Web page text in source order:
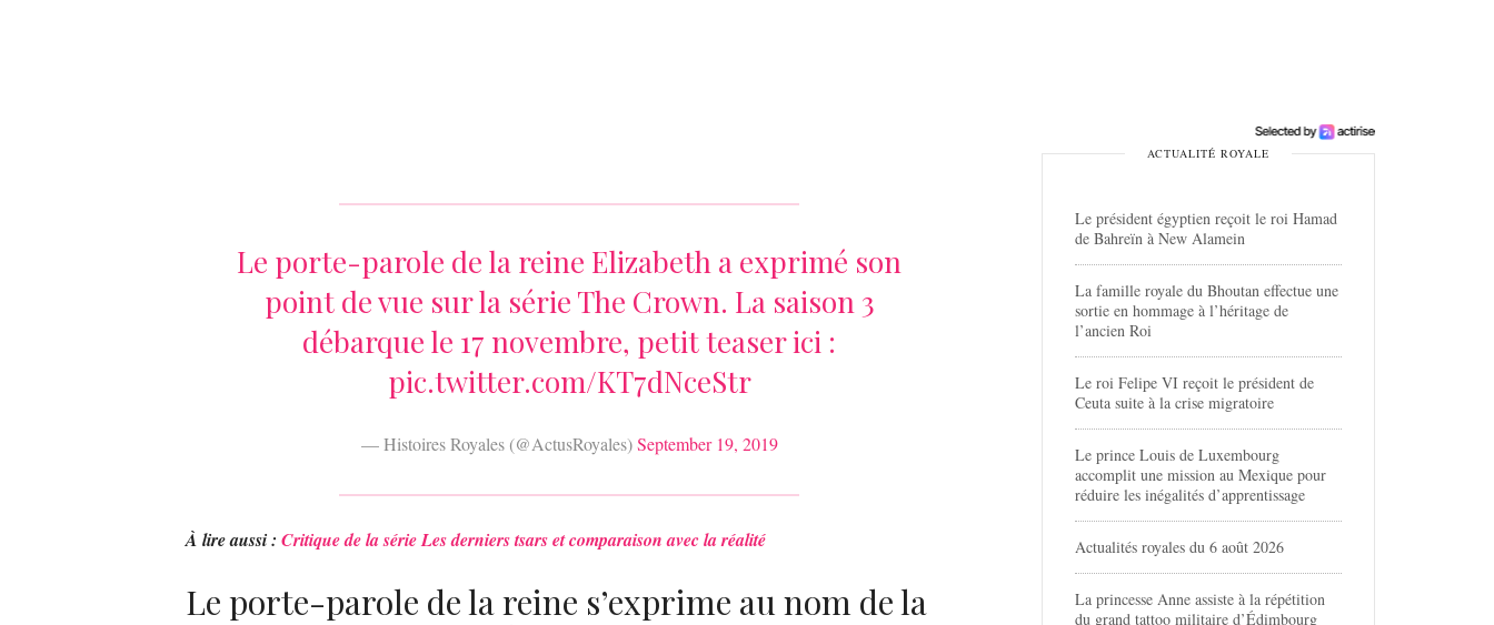
Le porte-parole de la reine Elizabeth a exprimé son
point de vue sur la série The Crown. La saison 3
débarque le 17 novembre, petit teaser ici :
pic.twitter.com/KT7dNceStr
— Histoires Royales (@ActusRoyales)September 19, 2019
À lire aussi : Critique de la série Les derniers tsars et comparaison avec la réalité
Le porte-parole de la reine s’exprime au nom de la
ACTUALITÉ ROYALE
Le président égyptien reçoit le roi Hamad
de Bahreïn à New Alamein
La famille royale du Bhoutan effectue une
sortie en hommage à l’héritage de
l’ancien Roi
Le roi Felipe VI reçoit le président de
Ceuta suite à la crise migratoire
Le prince Louis de Luxembourg
accomplit une mission au Mexique pour
réduire les inégalités d’apprentissage
Actualités royales du 6 août 2026
La princesse Anne assiste à la répétition
du grand tattoo militaire d’Édimbourg